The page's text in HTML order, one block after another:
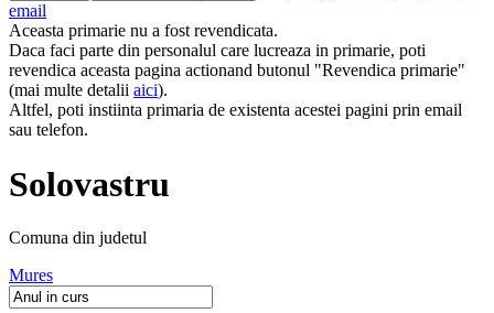
email
Aceasta primarie nu a fost revendicata.
Daca faci parte din personalul care lucreaza in primarie, poti
revendica aceasta pagina actionand butonul "Revendica primarie"
(mai multe detalii aici).
Altfel, poti instiinta primaria de existenta acestei pagini prin email
sau telefon.
Solovastru
Comuna din judetul
Mures